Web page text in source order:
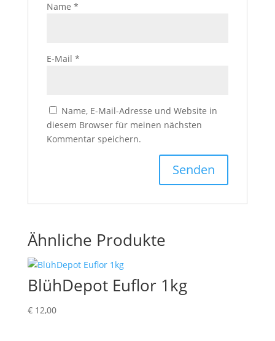
Name *
E-Mail *
Name, E-Mail-Adresse und Website in
diesem Browser für meinen nächsten
Kommentar speichern.
Ähnliche Produkte
BlühDepot Euflor 1kg
€12,00